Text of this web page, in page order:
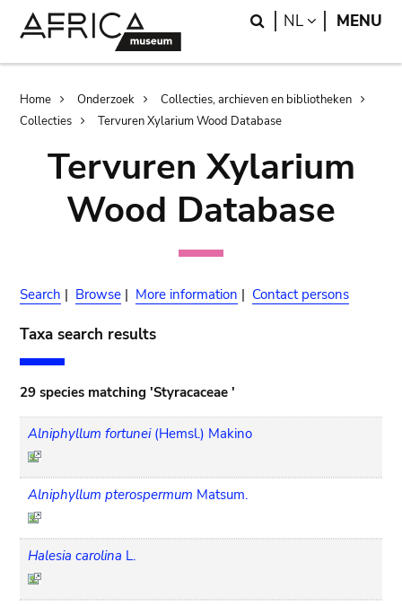
Search
NL LANGUAGE
MENU
Breadcrumb
Home Onderzoek
Collecties, archieven en bibliotheken
Collecties
Tervuren Xylarium Wood Database
Tervuren Xylarium
Wood Database
Search | Browse | More information | Contact persons
Taxa search results
29 species matching 'Styracaceae '
Alniphyllum fortunei (Hemsl.) Makino
Alniphyllum pterospermum Matsum.
Halesia carolina L.